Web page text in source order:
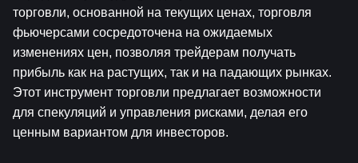
торговли, основанной на текущих ценах, торговля
фьючерсами сосредоточена на ожидаемых
изменениях цен, позволяя трейдерам получать
прибыль как на растущих, так и на падающих рынках.
Этот инструмент торговли предлагает возможности
для спекуляций и управления рисками, делая его
ценным вариантом для инвесторов.